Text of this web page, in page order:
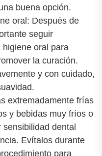
buena opción.
oral: Después de
seguir
higiene oral para
la curación.
y con cuidado,
extremadamente frías
y bebidas muy fríos o
dental
Evítalos durante
para